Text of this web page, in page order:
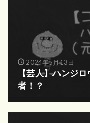
2024年5月13日
【芸人】ハンジ
者！？